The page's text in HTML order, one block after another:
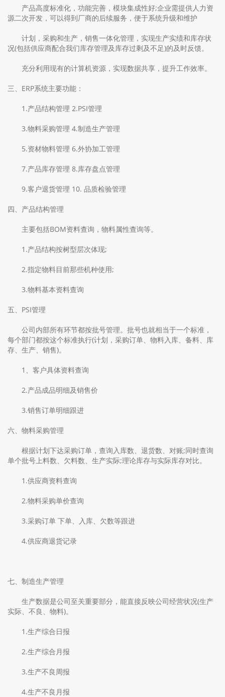
产品高度标准化，功能完善，模块集成性好;企业需提供人力资
源二次开发，可以得到厂商的后续服务，便于系统升级和维护
计划，采购和生产，销售一体化管理，实现生产实绩和库存状
况(包括供应商配合我们库存管理及库存过剩及不足)的及时反馈。
充分利用现有的计算机资源，实现数据共享，提升工作效率。
三、ERP系统主要功能：
1.产品结构管理 2.PSI管理
3.物料采购管理 4.制造生产管理
5.资材物料管理 6.外协加工管理
7.产品库存管理 8.库存盘点管理
9.客户退货管理 10. 品质检验管理
四、产品结构管理
主要包括BOM资料查询，物料属性查询等。
1.产品结构按树型层次体现;
2.指定物料目前那些机种使用;
3.物料基本资料查询
五、PSI管理
公司内部所有环节都按批号管理。批号也就相当于一个标准，
每个部门都按这个标准执行(计划，采购订单、物料入库、备料、库
存、生产、销售)。
1、客户具体资料查询
2.产品成品明细及销售价
3.销售订单明细跟进
六、物料采购管理
根据计划下达采购订单，查询入库数、退货数、对账;同时查询
单个批号上料数、欠料数、生产实际;理论库存与实际库存对比。
1.供应商资料查询
2.物料采购单价查询
3.采购订单 下单、入库、欠数等跟进
4.供应商退货记录
七、制造生产管理
生产数据是公司至关重要部分，能直接反映公司经营状况(生产
实际、不良、物料)。
1.生产综合日报
2.生产综合月报
3.生产不良周报
4.生产不良月报